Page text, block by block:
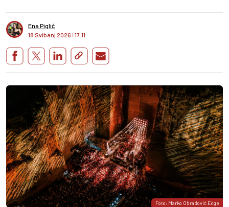
Ena Piglić
18 Svibanj 2026 I 17:11
Foto: Marko Obradović Edge